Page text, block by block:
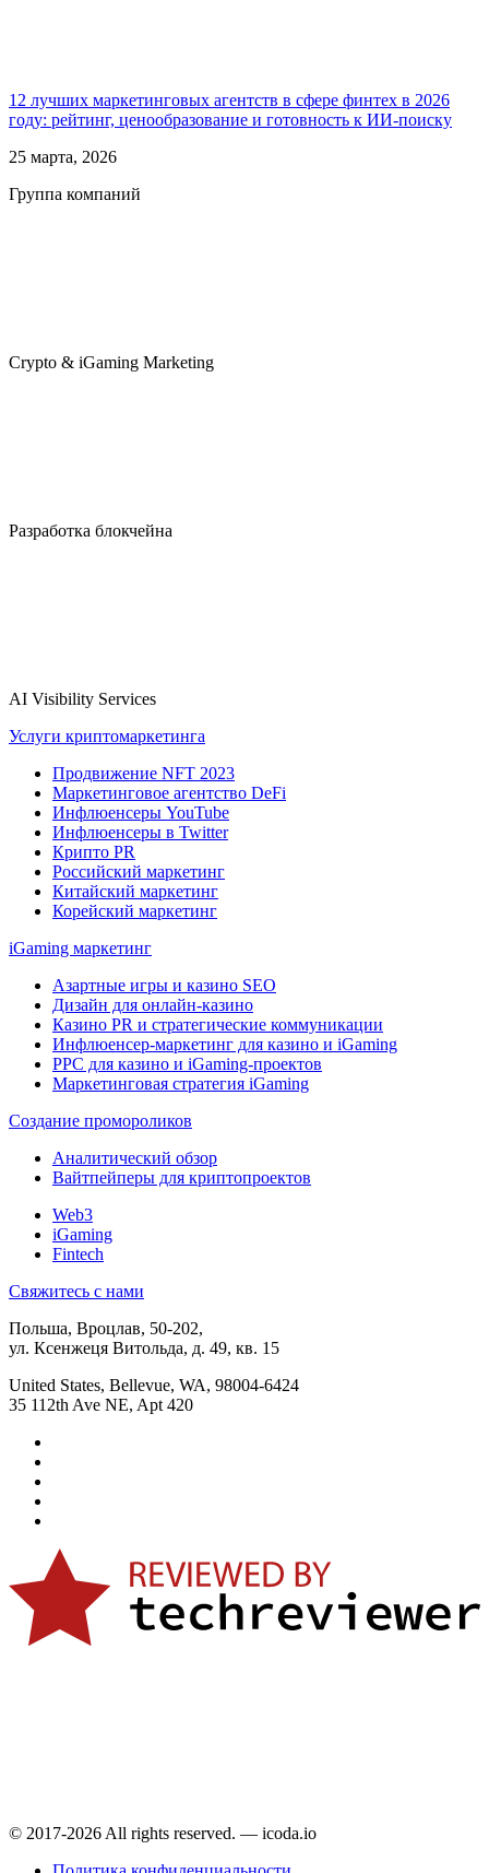
12 лучших маркетинговых агентств в сфере финтех в 2026
году: рейтинг, ценообразование и готовность к ИИ-поиску
25 марта, 2026
Группа компаний
Crypto & iGaming Marketing
Разработка блокчейна
AI Visibility Services
Услуги криптомаркетинга
Продвижение NFT 2023
Маркетинговое агентство DeFi
Инфлюенсеры YouTube
Инфлюенсеры в Twitter
Крипто PR
Российский маркетинг
Китайский маркетинг
Корейский маркетинг
iGaming маркетинг
Азартные игры и казино SEO
Дизайн для онлайн-казино
Казино PR и стратегические коммуникации
Инфлюенсер-маркетинг для казино и iGaming
PPC для казино и iGaming-проектов
Маркетинговая стратегия iGaming
Создание промороликов
Аналитический обзор
Вайтпейперы для криптопроектов
Web3
iGaming
Fintech
Свяжитесь с нами
Польша, Вроцлав, 50-202,
ул. Ксенжеця Витольда, д. 49, кв. 15
United States, Bellevue, WA, 98004-6424
35 112th Ave NE, Apt 420
© 2017-2026 All rights reserved. — icoda.io